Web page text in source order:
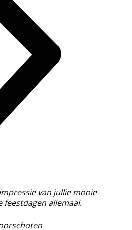
van jullie mooie
feestdagen allemaal.